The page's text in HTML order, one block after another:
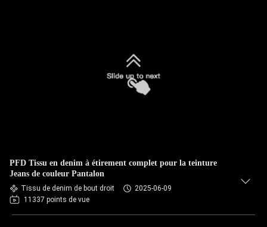
PFD Tissu en denim à étirement complet pour la teinture
Jeans de couleur Pantalon
Tissu de denim de bout droit
2025-06-09
11337 points de vue